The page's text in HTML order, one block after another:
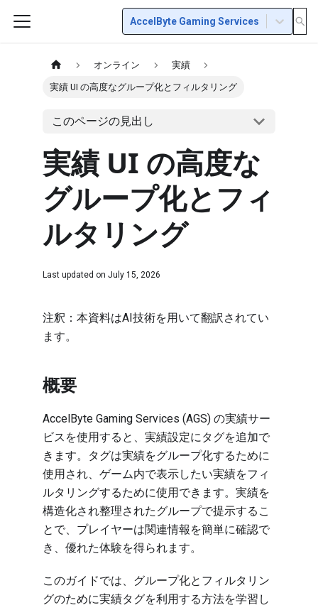
AccelByte Gaming Services
オンライン 実績
実績 UI の高度なグループ化とフィルタリング
このページの見出し
実績 UI の高度な
グループ化とフィ
ルタリング
Last updated on July 15, 2026
注釈：本資料はAI技術を用いて翻訳されてい
ます。
概要
AccelByte Gaming Services (AGS) の実績サー
ビスを使用すると、実績設定にタグを追加で
きます。タグは実績をグループ化するために
使用され、ゲーム内で表示したい実績をフィ
ルタリングするために使用できます。実績を
構造化され整理されたグループで提示するこ
とで、プレイヤーは関連情報を簡単に確認で
き、優れた体験を得られます。
このガイドでは、グループ化とフィルタリン
グのために実績タグを利用する方法を学習し